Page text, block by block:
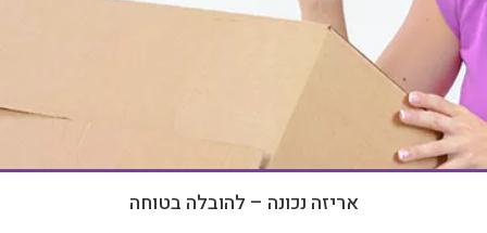
אריזה נכונה – להובלה בטוחה